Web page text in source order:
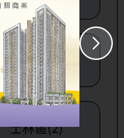
萬華區(1)
士林區(2)